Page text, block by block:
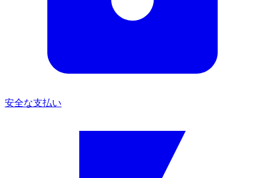
安全な支払い